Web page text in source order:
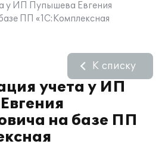
у ИП Пупышева Евгения
ПП «1С:Комплексная
учета у ИП
на базе ПП
К списку